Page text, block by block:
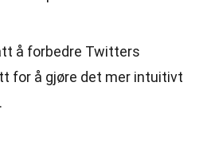
å forbedre Twitters
for å gjøre det mer intuitivt